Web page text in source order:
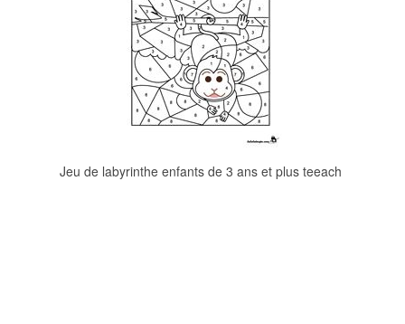
Jeu de labyrinthe enfants de 3 ans et plus teeach